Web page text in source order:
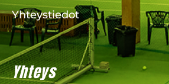
Yhteystiedot
Yhteys